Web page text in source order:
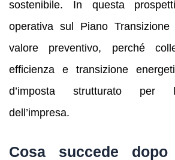
sostenibile. In questa
operativa sul Piano
valore preventivo, perché
efficienza e transizione
d’imposta strutturato per
dell’impresa.
Cosa succede